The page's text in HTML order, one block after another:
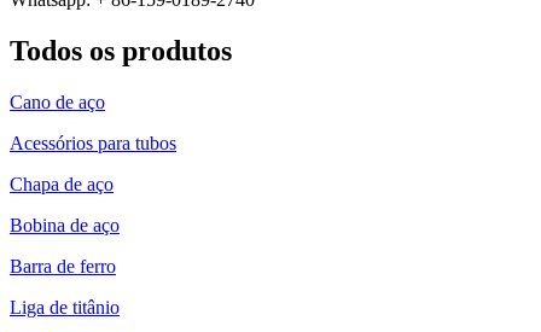
Todos os produtos
Cano de aço
Acessórios para tubos
Chapa de aço
Bobina de aço
Barra de ferro
Liga de titânio